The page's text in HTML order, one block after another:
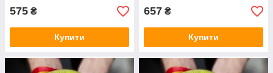
575 ₴
Купити
657 ₴
Купити